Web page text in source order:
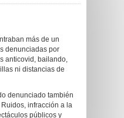
más de un
denunciadas por
anticovid, bailando,
ni distancias de
denunciado también
infracción a la
públicos y